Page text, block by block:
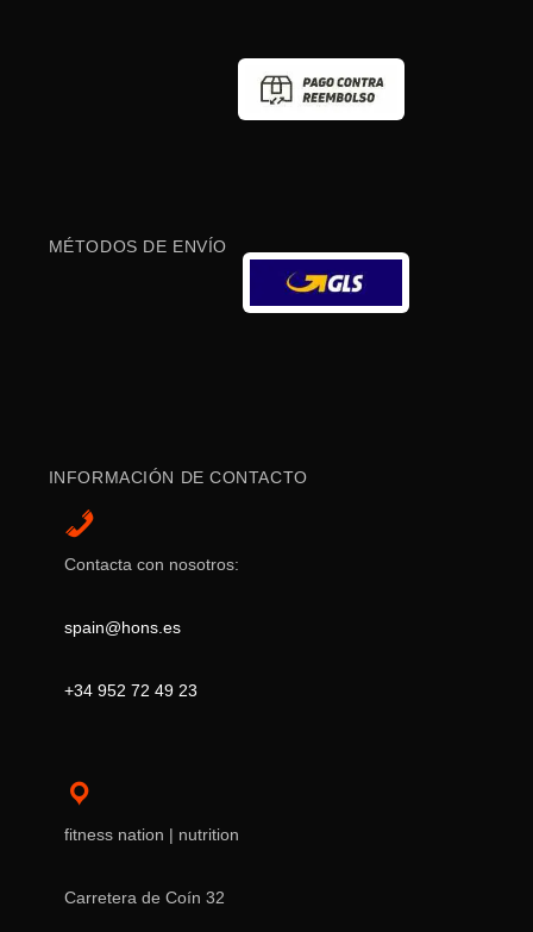
MÉTODOS DE ENVÍO
INFORMACIÓN DE CONTACTO
Contacta con nosotros:
spain@hons.es
+34 952 72 49 23
fitness nation | nutrition
Carretera de Coín 32